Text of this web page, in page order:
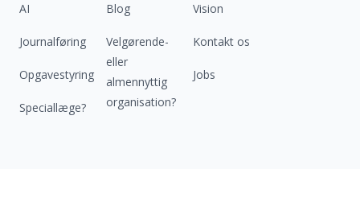
AI
Journalføring
Opgavestyring
Speciallæge?
Blog
Velgørende-
eller
almennyttig
organisation?
Vision
Kontakt os
Jobs